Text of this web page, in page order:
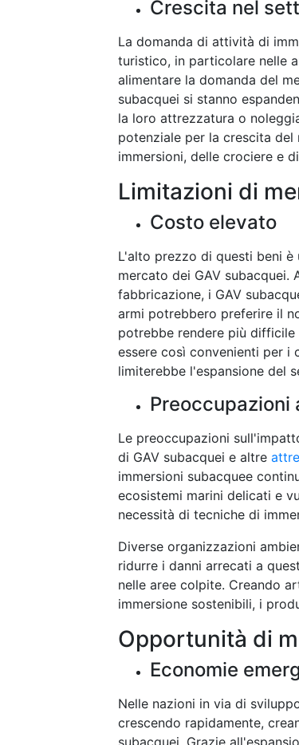
Crescita nel
La domanda di attività di
turistico, in particolare nelle
alimentare la domanda del
subacquei si stanno
la loro attrezzatura o
potenziale per la crescita
immersioni, delle crociere e
Limitazioni di
Costo elevato
L'alto prezzo di questi beni
mercato dei GAV subacquei.
fabbricazione, i GAV
armi potrebbero preferire il
potrebbe rendere più
essere così convenienti per i
limiterebbe l'espansione del
Preoccupazioni
Le preoccupazioni
di GAV subacquei e altre
immersioni subacquee
ecosistemi marini delicati e
necessità di tecniche di
Diverse organizzazioni
ridurre i danni arrecati a
nelle aree colpite. Creando
immersione sostenibili, i
Opportunità di
Economie
Nelle nazioni in via di
crescendo rapidamente,